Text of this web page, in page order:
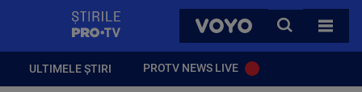
VOYO
CAUTA
TOATE
ULTIMELE ȘTIRI PROTV NEWS LIVE